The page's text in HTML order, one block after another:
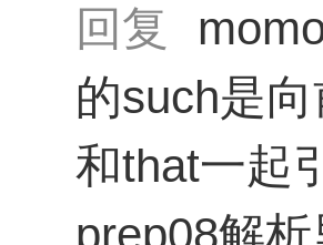
回复
的such是
和that一起
prep08解